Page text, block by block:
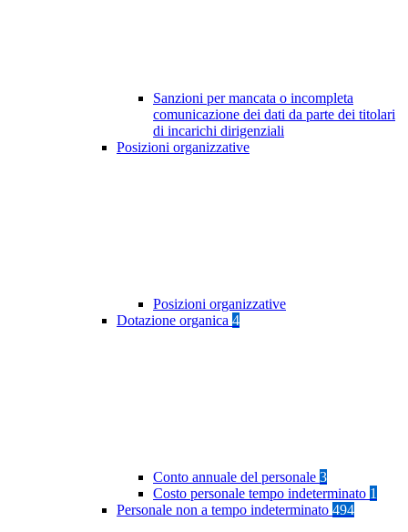
Sanzioni per mancata o incompleta
comunicazione dei dati da parte dei titolari
di incarichi dirigenziali
Posizioni organizzative
Posizioni organizzative
Dotazione organica 4
Conto annuale del personale 3
Costo personale tempo indeterminato 1
Personale non a tempo indeterminato 494